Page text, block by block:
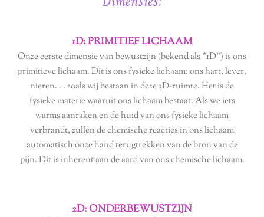
1D: PRIMITIEF LICHAAM
Onze eerste dimensie van bewustzijn (bekend als "1D") is ons
primitieve lichaam. Dit is ons fysieke lichaam: ons hart, lever,
nieren. . . zoals wij bestaan in deze 3D-ruimte. Het is de
fysieke materie waaruit ons lichaam bestaat. Als we iets
warms aanraken en de huid van ons fysieke lichaam
verbrandt, zullen de chemische reacties in ons lichaam
automatisch onze hand terugtrekken van de bron van de
pijn. Dit is inherent aan de aard van ons chemische lichaam.
2D: ONDERBEWUSTZIJN